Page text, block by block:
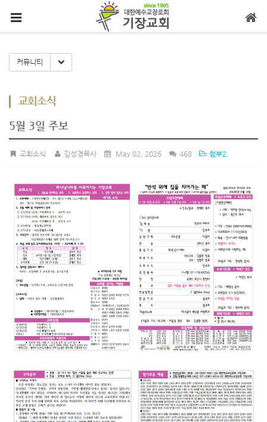
커뮤니티 Toggle Dropdown
교회소식
5월 3일 주보
교회소식 김성경목사 May 02, 2026 468 첨부2